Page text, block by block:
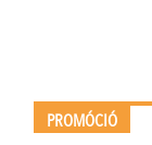
PROMÓCIÓ